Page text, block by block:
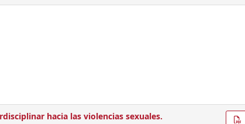
hacia las violencias sexuales.